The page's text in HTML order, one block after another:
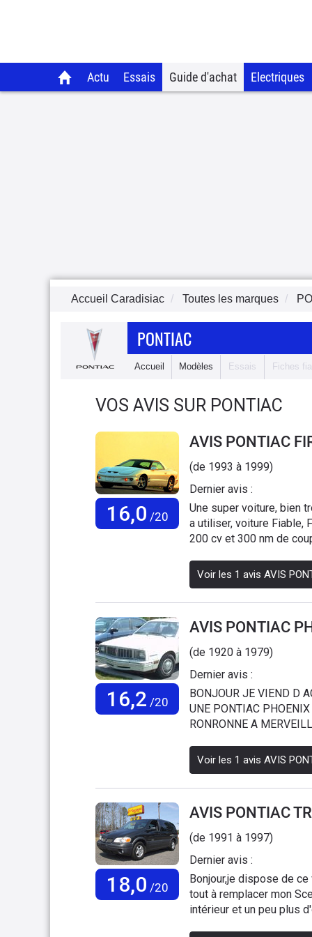
Actu Essais Guide d'achat Electriques
Accueil Caradisiac Toutes les marques
PONTIAC
Accueil Modèles Essais Fiches
VOS AVIS SUR PONTIAC
16,0 /20
AVIS PONTIAC
(de 1993 à 1999)
Dernier avis :
Une super voiture, bien
a utiliser, voiture Fiable,
200 cv et 300 nm de
jours. La voiture
Clim, le régulateur de
La voiture est sympa a
son, la voiture dispose
Rayon de braquage nul,
plus : cout d'entretien
Française, une pompe a eau
de 15€ les 5 livrés des
TOUTES les pièces (
voiture, qui reste tout a
boite auto très douce.
Voir les 1 avis AVIS
16,2 /20
AVIS PONTIAC
(de 1920 à 1979)
Dernier avis :
BONJOUR JE VIEND D
UNE PONTIAC
RONRONNE A
AIMERAIS CONNAITRE
QUE DES SITES POUR
Voir les 1 avis AVIS
18,0 /20
AVIS PONTIAC
(de 1991 à 1997)
Dernier avis :
Bonjour,je dispose de
tout à remplacer mon
intérieur et un peu plus